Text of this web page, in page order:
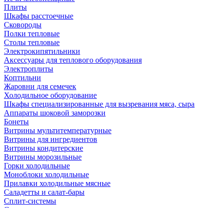
Плиты
Шкафы расстоечные
Сковороды
Полки тепловые
Столы тепловые
Электрокипятильники
Аксессуары для теплового оборудования
Электроплиты
Коптильни
Жаровни для семечек
Холодильное оборудование
Шкафы специализированные для вызревания мяса, сыра
Аппараты шоковой заморозки
Бонеты
Витрины мультитемпературные
Витрины для ингредиентов
Витрины кондитерские
Витрины морозильные
Горки холодильные
Моноблоки холодильные
Прилавки холодильные мясные
Саладетты и салат-бары
Сплит-системы